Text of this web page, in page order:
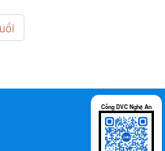
Cổng DVC Nghệ An